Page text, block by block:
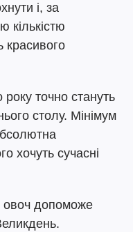
і, за
кількістю
красивого
року точно стануть
столу. Мінімум
хочуть сучасні
овоч допоможе